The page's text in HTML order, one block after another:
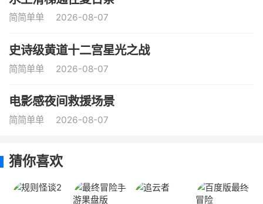
简简单单 2026-08-07
史诗级黄道十二宫星光之战
简简单单 2026-08-07
电影感夜间救援场景
简简单单 2026-08-07
猜你喜欢